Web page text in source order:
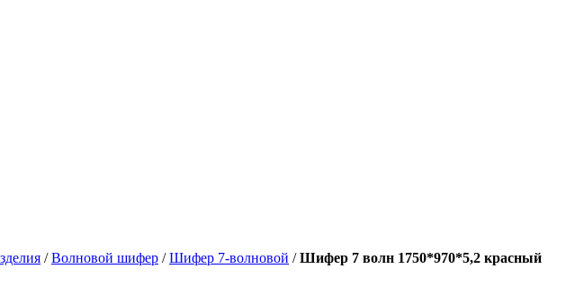
/Волновой шифер /Шифер 7-волновой /Шифер 7 волн 1750*970*5,2 красный